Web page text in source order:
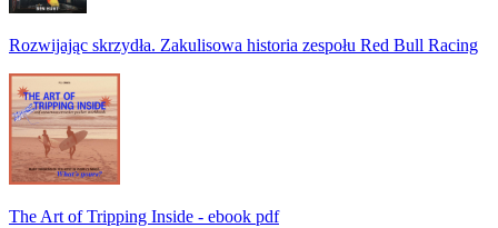
Rozwijając skrzydła. Zakulisowa historia zespołu Red Bull Racing
The Art of Tripping Inside - ebook pdf